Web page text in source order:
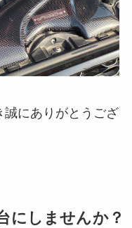
誠にありがとうござ
にしませんか？